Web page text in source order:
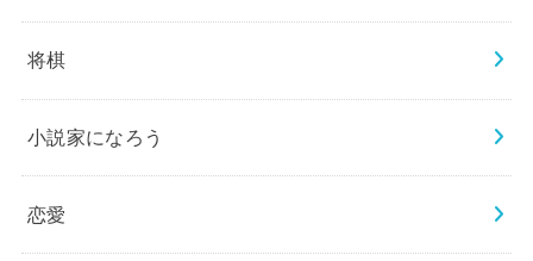
将棋
小説家になろう
恋愛